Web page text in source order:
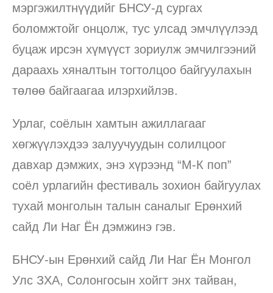
мэргэжилтнүүдийг БНСУ-д сургах
боломжтойг онцолж, тус улсад эмчлүүлээд
буцаж ирсэн хүмүүст зориулж эмчилгээний
дараахь хяналтын тогтолцоо байгуулахын
төлөө байгаагаа илэрхийлэв.
Урлаг, соёлын хамтын ажиллагааг
хөгжүүлэхдээ залуучуудын солилцоог
давхар дэмжих, энэ хүрээнд “М-К поп”
соёл урлагийн фестиваль зохион байгуулах
тухай монголын талын саналыг Ерөнхий
сайд Ли Наг Ён дэмжинэ гэв.
БНСУ-ын Ерөнхий сайд Ли Наг Ён Монгол
Улс ЗХА, Солонгосын хойгт энх тайван,